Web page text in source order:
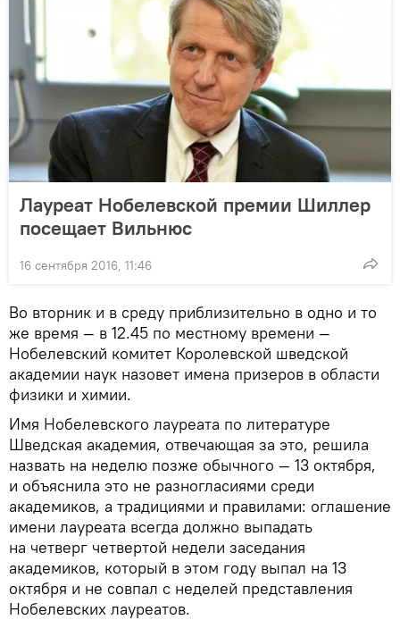
Лауреат Нобелевской премии Шиллер
посещает Вильнюс
16 сентября 2016, 11:46
Во вторник и в среду приблизительно в одно и то
же время — в 12.45 по местному времени —
Нобелевский комитет Королевской шведской
академии наук назовет имена призеров в области
физики и химии.
Имя Нобелевского лауреата по литературе
Шведская академия, отвечающая за это, решила
назвать на неделю позже обычного — 13 октября,
и объяснила это не разногласиями среди
академиков, а традициями и правилами: оглашение
имени лауреата всегда должно выпадать
на четверг четвертой недели заседания
академиков, который в этом году выпал на 13
октября и не совпал с неделей представления
Нобелевских лауреатов.